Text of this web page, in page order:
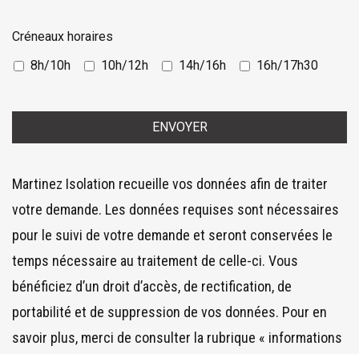
Créneaux horaires
8h/10h
10h/12h 14h/16h 16h/17h30
ENVOYER
champ
devrait
être
laissé
vide
Martinez Isolation recueille vos données afin de traiter
votre demande. Les données requises sont nécessaires
pour le suivi de votre demande et seront conservées le
temps nécessaire au traitement de celle-ci. Vous
bénéficiez d’un droit d’accès, de rectification, de
portabilité et de suppression de vos données. Pour en
savoir plus, merci de consulter la rubrique « informations